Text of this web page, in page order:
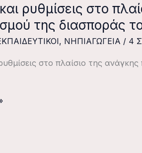
ρυθμίσεις στο
της διασποράς
, ΝΗΠΙΑΓΩΓΕΙΑ / 4
στο πλαίσιο της